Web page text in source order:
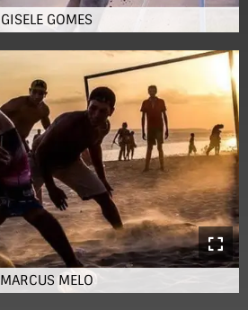
GISELE GOMES
MARCUS MELO